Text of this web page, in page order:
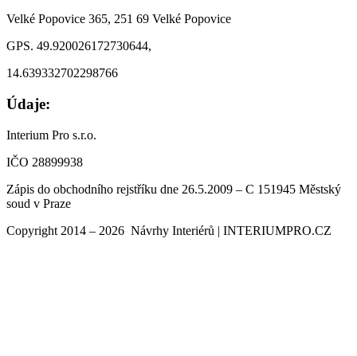
Velké Popovice 365, 251 69 Velké Popovice
GPS. 49.920026172730644,
14.639332702298766
Údaje:
Interium Pro s.r.o.
IČO 28899938
Zápis do obchodního rejstříku dne 26.5.2009 – C 151945 Městský
soud v Praze
Copyright 2014 – 2026 Návrhy Interiérů | INTERIUMPRO.CZ